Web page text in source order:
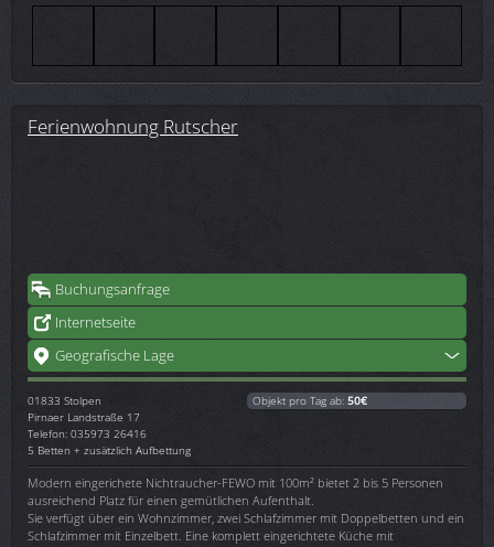
Ferienwohnung Rutscher
Buchungsanfrage
Internetseite
Geografische Lage
01833 Stolpen
Pirnaer Landstraße 17
Telefon: 035973 26416
5 Betten + zusätzlich Aufbettung
Objekt pro Tag ab: 50€
Modern eingerichete Nichtraucher-FEWO mit 100m² bietet 2 bis 5 Personen
ausreichend Platz für einen gemütlichen Aufenthalt.
Sie verfügt über ein Wohnzimmer, zwei Schlafzimmer mit Doppelbetten und ein
Schlafzimmer mit Einzelbett. Eine komplett eingerichtete Küche mit